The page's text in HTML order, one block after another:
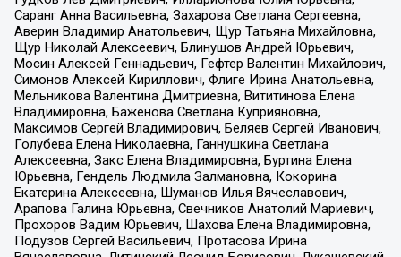
Саранг Анна Васильевна, Захарова Светлана Сергеевна,
Аверин Владимир Анатольевич, Щур Татьяна Михайловна,
Щур Николай Алексеевич, Блинушов Андрей Юрьевич,
Мосин Алексей Геннадьевич, Гефтер Валентин Михайлович,
Симонов Алексей Кириллович, Флиге Ирина Анатольевна,
Мельникова Валентина Дмитриевна, Вититинова Елена
Владимировна, Баженова Светлана Куприяновна,
Максимов Сергей Владимирович, Беляев Сергей Иванович,
Голубева Елена Николаевна, Ганнушкина Светлана
Алексеевна, Закс Елена Владимировна, Буртина Елена
Юрьевна, Гендель Людмила Залмановна, Кокорина
Екатерина Алексеевна, Шуманов Илья Вячеславович,
Арапова Галина Юрьевна, Свечников Анатолий Мариевич,
Прохоров Вадим Юрьевич, Шахова Елена Владимировна,
Подузов Сергей Васильевич, Протасова Ирина